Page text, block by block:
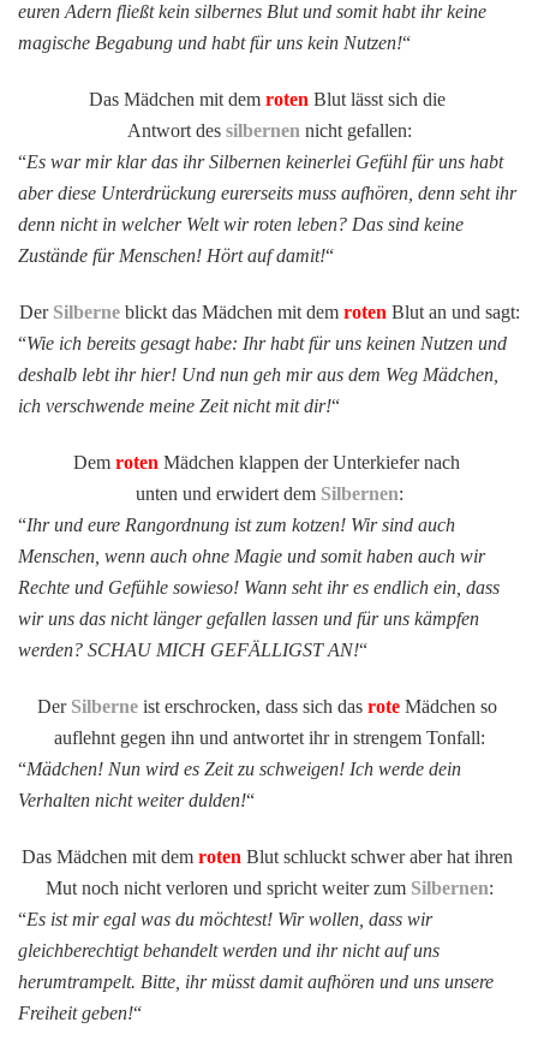
euren Adern fließt kein silbernes Blut und somit habt ihr keine
magische Begabung und habt für uns kein Nutzen!“
Das Mädchen mit dem roten Blut lässt sich die
Antwort des silbernen nicht gefallen:
“Es war mir klar das ihr Silbernen keinerlei Gefühl für uns habt
aber diese Unterdrückung eurerseits muss aufhören, denn seht ihr
denn nicht in welcher Welt wir roten leben? Das sind keine
Zustände für Menschen! Hört auf damit!“
Der Silberneblickt das Mädchen mit dem roten Blut an und sagt:
“Wie ich bereits gesagt habe: Ihr habt für uns keinen Nutzen und
deshalb lebt ihr hier! Und nun geh mir aus dem Weg Mädchen,
ich verschwende meine Zeit nicht mit dir!“
Dem roten Mädchen klappen der Unterkiefer nach
unten und erwidert dem Silbernen:
“Ihr und eure Rangordnung ist zum kotzen! Wir sind auch
Menschen, wenn auch ohne Magie und somit haben auch wir
Rechte und Gefühle sowieso! Wann seht ihr es endlich ein, dass
wir uns das nicht länger gefallen lassen und für uns kämpfen
werden? SCHAU MICH GEFÄLLIGST AN!“
Der Silberneist erschrocken, dass sich das roteMädchen so
auflehnt gegen ihn und antwortet ihr in strengem Tonfall:
“Mädchen! Nun wird es Zeit zu schweigen! Ich werde dein
Verhalten nicht weiter dulden!“
Das Mädchen mit demroten Blut schluckt schwer aber hat ihren
Mut noch nicht verloren und spricht weiter zum Silbernen:
“Es ist mir egal was du möchtest! Wir wollen, dass wir
gleichberechtigt behandelt werden und ihr nicht auf uns
herumtrampelt. Bitte, ihr müsst damit aufhören und uns unsere
Freiheit geben!“